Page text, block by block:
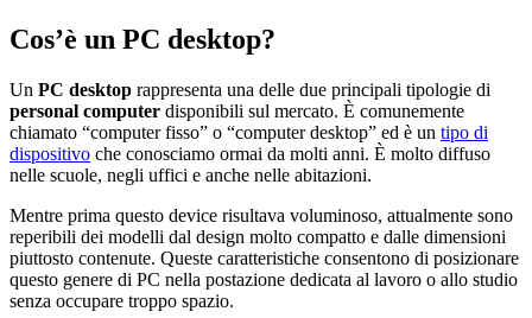
Cos’è un PC desktop?
Un PC desktop rappresenta una delle due principali tipologie di
personal computer disponibili sul mercato. È comunemente
chiamato “computer fisso” o “computer desktop” ed è un tipo di
dispositivo che conosciamo ormai da molti anni. È molto diffuso
nelle scuole, negli uffici e anche nelle abitazioni.
Mentre prima questo device risultava voluminoso, attualmente sono
reperibili dei modelli dal design molto compatto e dalle dimensioni
piuttosto contenute. Queste caratteristiche consentono di posizionare
questo genere di PC nella postazione dedicata al lavoro o allo studio
senza occupare troppo spazio.